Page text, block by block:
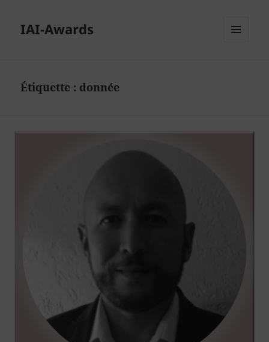
IAI-Awards
Étiquette : donnée